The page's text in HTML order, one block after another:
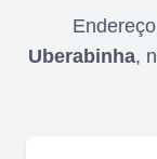
Endereço
Uberabinha,